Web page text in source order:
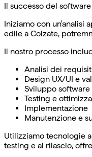
Il successo del
Iniziamo con un'analisi
edile a Colzate,
Il nostro processo
Analisi dei
Design UX/UI e
Sviluppo software
Testing e
Implementazione
Manutenzione e
Utilizziamo tecnologie
testing e al rilascio,